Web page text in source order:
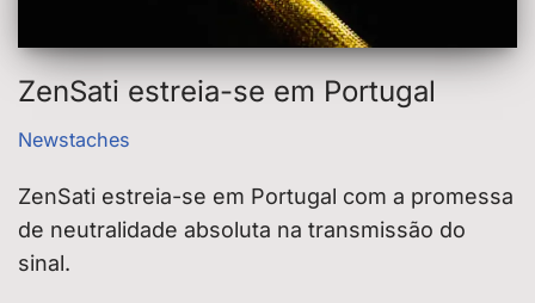
ZenSati estreia-se em Portugal
Newstaches
ZenSati estreia-se em Portugal com a promessa
de neutralidade absoluta na transmissão do
sinal.